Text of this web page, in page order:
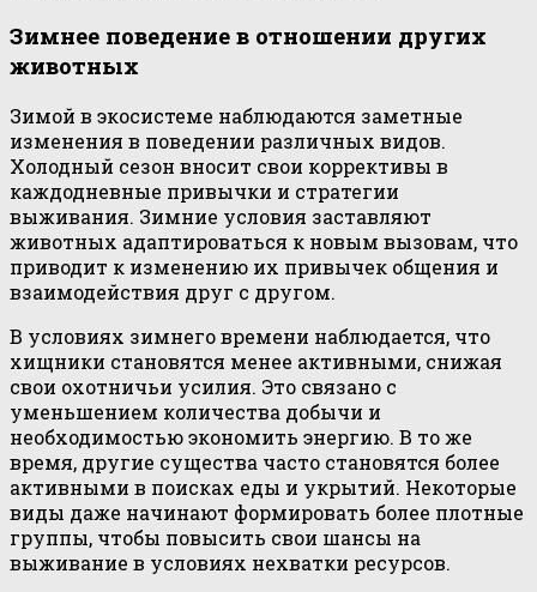
Зимнее поведение в отношении других
животных
Зимой в экосистеме наблюдаются заметные
изменения в поведении различных видов.
Холодный сезон вносит свои коррективы в
каждодневные привычки и стратегии
выживания. Зимние условия заставляют
животных адаптироваться к новым вызовам, что
приводит к изменению их привычек общения и
взаимодействия друг с другом.
В условиях зимнего времени наблюдается, что
хищники становятся менее активными, снижая
свои охотничьи усилия. Это связано с
уменьшением количества добычи и
необходимостью экономить энергию. В то же
время, другие существа часто становятся более
активными в поисках еды и укрытий. Некоторые
виды даже начинают формировать более плотные
группы, чтобы повысить свои шансы на
выживание в условиях нехватки ресурсов.